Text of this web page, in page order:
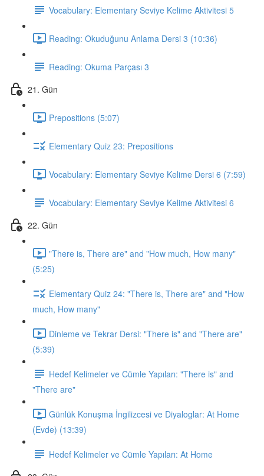
Vocabulary: Elementary Seviye Kelime Aktivitesi 5
Reading: Okuduğunu Anlama Dersi 3 (10:36)
Reading: Okuma Parçası 3
21. Gün
Prepositions (5:07)
Elementary Quiz 23: Prepositions
Vocabulary: Elementary Seviye Kelime Dersi 6 (7:59)
Vocabulary: Elementary Seviye Kelime Aktivitesi 6
22. Gün
"There is, There are" and "How much, How many"
(5:25)
Elementary Quiz 24: "There is, There are" and "How
much, How many"
Dinleme ve Tekrar Dersi: "There is" and "There are"
(5:39)
Hedef Kelimeler ve Cümle Yapıları: "There is" and
"There are"
Günlük Konuşma İngilizcesi ve Diyaloglar: At Home
(Evde) (13:39)
Hedef Kelimeler ve Cümle Yapıları: At Home